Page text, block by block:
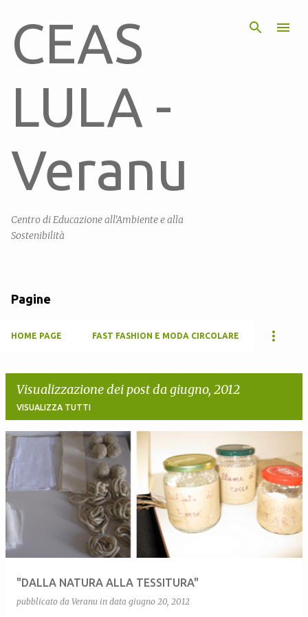
CEAS
LULA -
Veranu
Centro di Educazione all'Ambiente e alla
Sostenibilità
Pagine
HOME PAGE FAST FASHION E MODA CIRCOLARE
Visualizzazione dei post da giugno, 2012
VISUALIZZA TUTTI
P
o
s
t
"DALLA NATURA ALLA TESSITURA"
pubblicato da Veranu in data giugno 20, 2012